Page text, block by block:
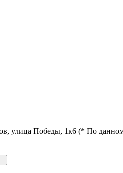
улица Победы, 1к6 (* По